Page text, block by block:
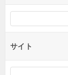
サイト